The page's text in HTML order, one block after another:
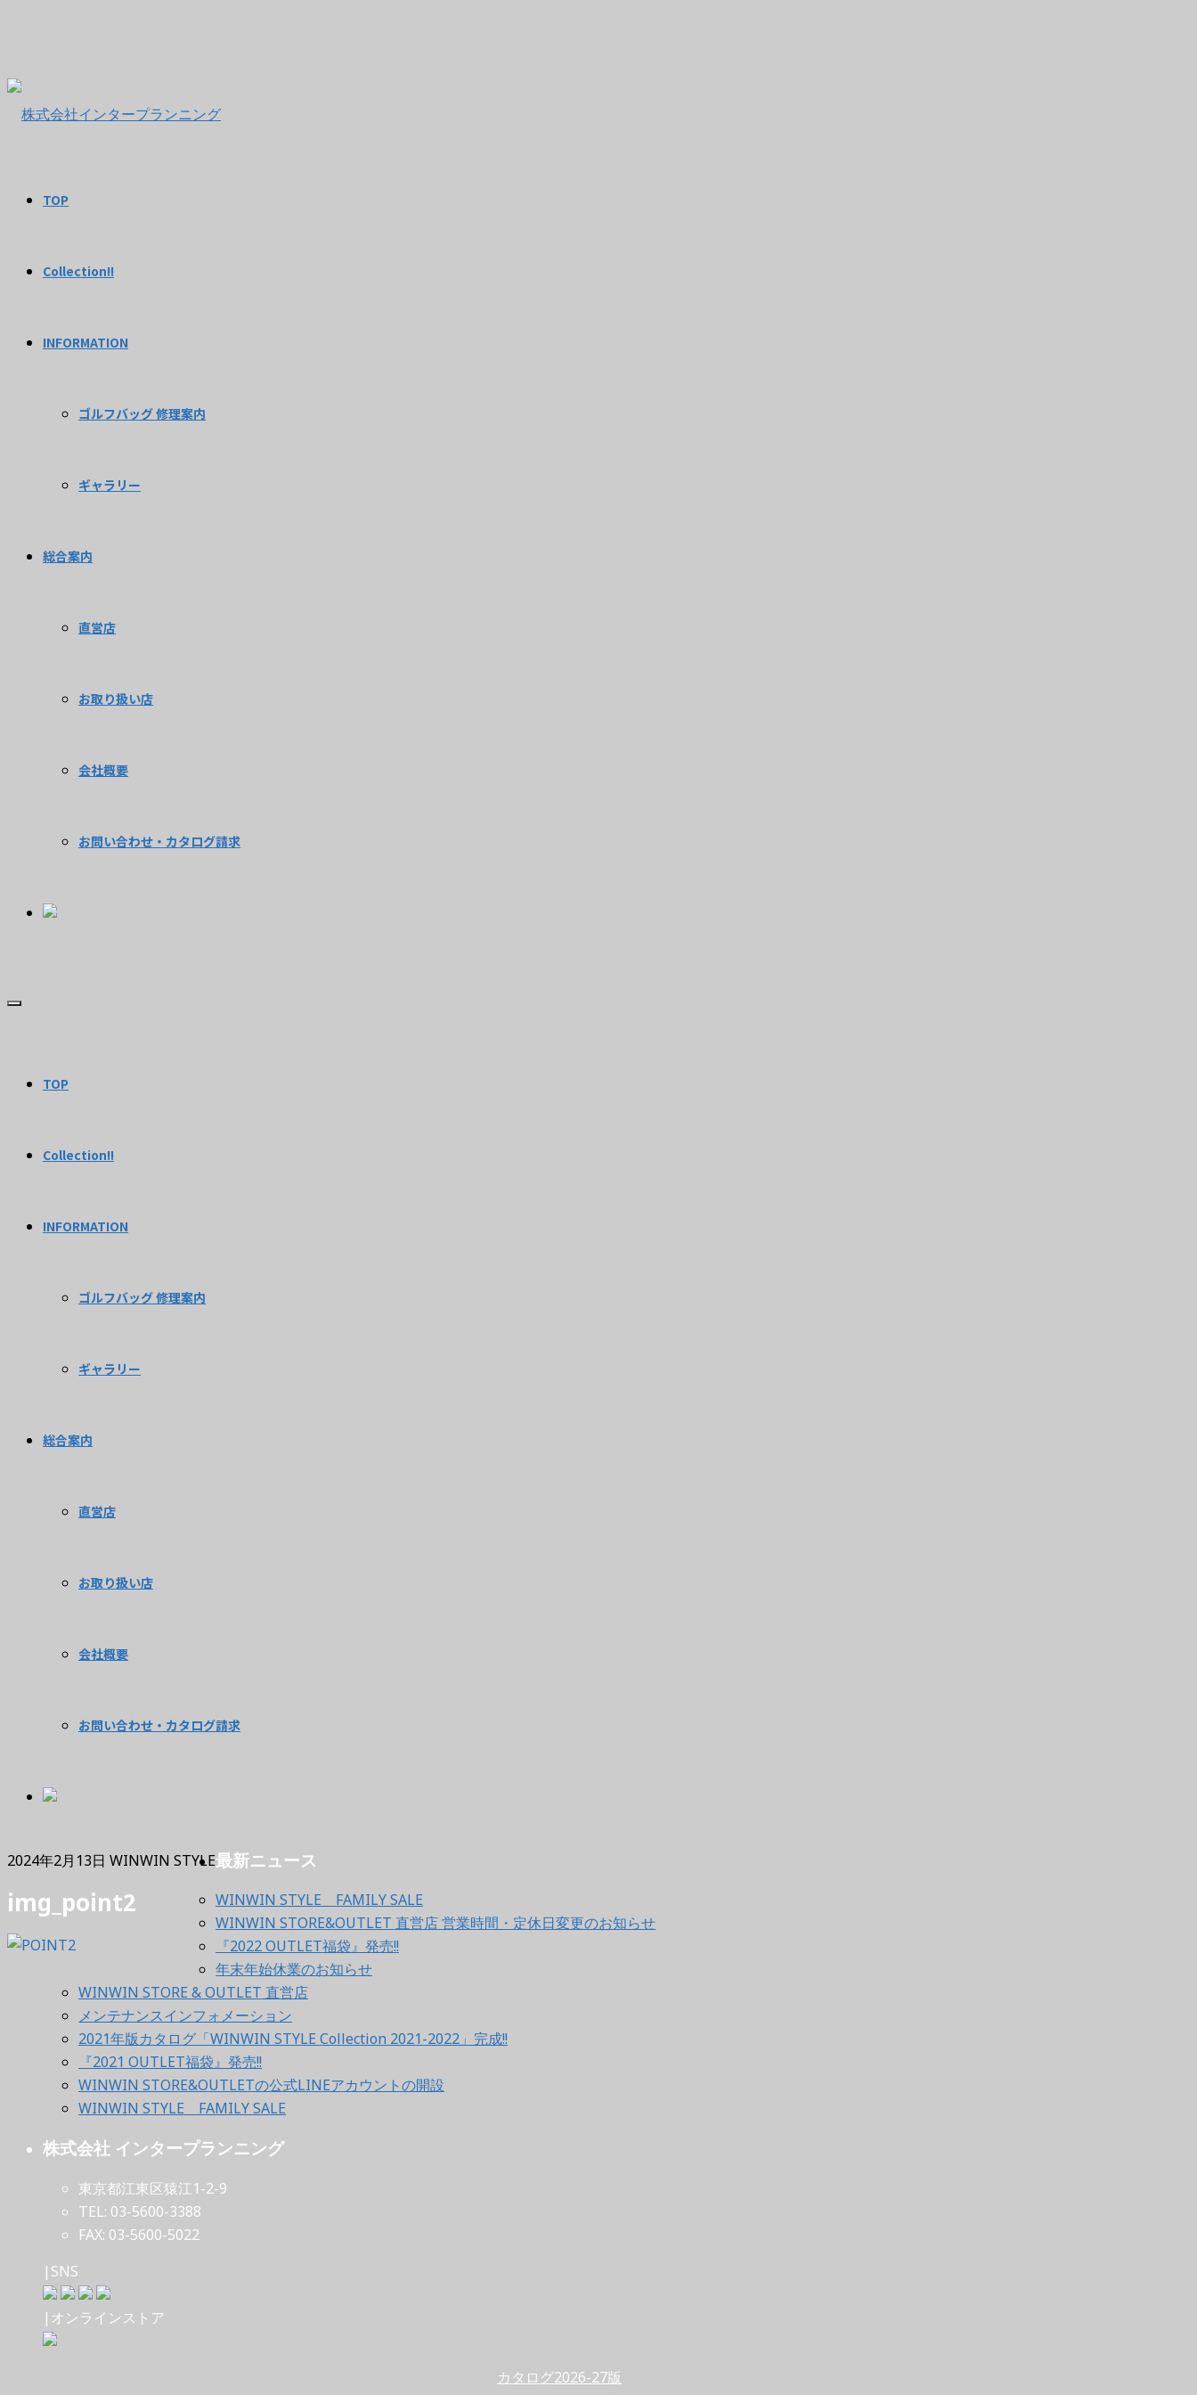
TOP
Collection!!
INFORMATION
ゴルフバッグ 修理案内
ギャラリー
総合案内
直営店
お取り扱い店
会社概要
お問い合わせ・カタログ請求
TOP
Collection!!
INFORMATION
ゴルフバッグ 修理案内
ギャラリー
総合案内
直営店
お取り扱い店
会社概要
お問い合わせ・カタログ請求
2024年2月13日 WINWIN STYLE
img_point2
最新ニュース
WINWIN STYLE FAMILY SALE
WINWIN STORE&OUTLET 直営店 営業時間・定休日変更のお知らせ
『2022 OUTLET福袋』発売!!
年末年始休業のお知らせ
WINWIN STORE & OUTLET 直営店
メンテナンスインフォメーション
2021年版カタログ「WINWIN STYLE Collection 2021-2022」完成!!
『2021 OUTLET福袋』発売!!
WINWIN STORE&OUTLETの公式LINEアカウントの開設
WINWIN STYLE FAMILY SALE
株式会社 インタープランニング
東京都江東区猿江1-2-9
TEL: 03-5600-3388
FAX: 03-5600-5022
|SNS
|オンラインストア
カタログ2026-27版